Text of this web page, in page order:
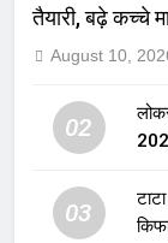
तैयारी, बढ़े कच्चे
August 10,
02
03